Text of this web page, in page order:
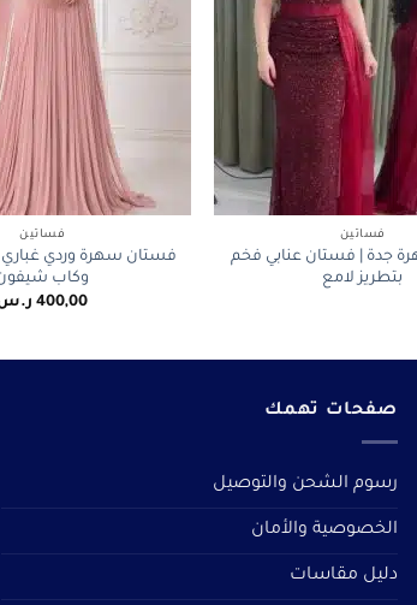
+
فساتين
جدة | فستان عنابي فخم
بتطريز لامع
فساتين
فستان سهرة وردي
وكاب
400,00
صفحات تهمك
رسوم الشحن والتوصيل
الخصوصية والأمان
دليل مقاسات